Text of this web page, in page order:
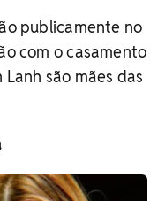
publicamente no
com o casamento
Lanh são mães das